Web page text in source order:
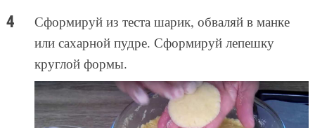
Сформируй из теста шарик, обваляй в манке
или сахарной пудре. Сформируй лепешку
круглой формы.